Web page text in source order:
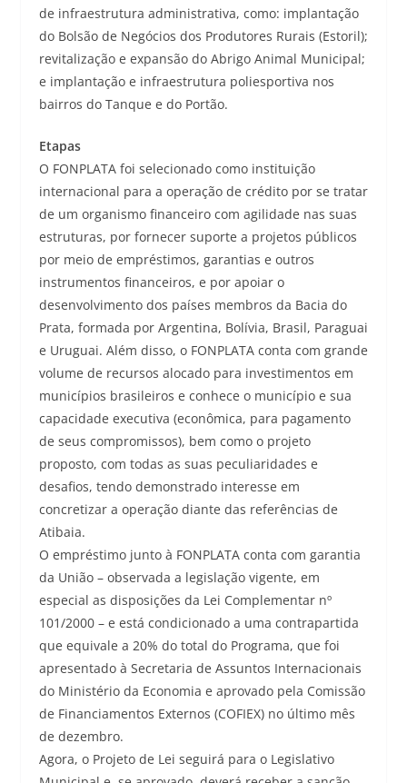
de infraestrutura administrativa, como: implantação
do Bolsão de Negócios dos Produtores Rurais (Estoril);
revitalização e expansão do Abrigo Animal Municipal;
e implantação e infraestrutura poliesportiva nos
bairros do Tanque e do Portão.
Etapas
O FONPLATA foi selecionado como instituição
internacional para a operação de crédito por se tratar
de um organismo financeiro com agilidade nas suas
estruturas, por fornecer suporte a projetos públicos
por meio de empréstimos, garantias e outros
instrumentos financeiros, e por apoiar o
desenvolvimento dos países membros da Bacia do
Prata, formada por Argentina, Bolívia, Brasil, Paraguai
e Uruguai. Além disso, o FONPLATA conta com grande
volume de recursos alocado para investimentos em
municípios brasileiros e conhece o município e sua
capacidade executiva (econômica, para pagamento
de seus compromissos), bem como o projeto
proposto, com todas as suas peculiaridades e
desafios, tendo demonstrado interesse em
concretizar a operação diante das referências de
Atibaia.
O empréstimo junto à FONPLATA conta com garantia
da União – observada a legislação vigente, em
especial as disposições da Lei Complementar nº
101/2000 – e está condicionado a uma contrapartida
que equivale a 20% do total do Programa, que foi
apresentado à Secretaria de Assuntos Internacionais
do Ministério da Economia e aprovado pela Comissão
de Financiamentos Externos (COFIEX) no último mês
de dezembro.
Agora, o Projeto de Lei seguirá para o Legislativo